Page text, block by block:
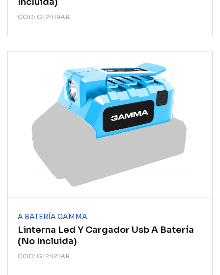
COD: G12419AR
A BATERÍA GAMMA
Linterna Led Y Cargador Usb A Batería
(no Incluida)
COD: G12421AR